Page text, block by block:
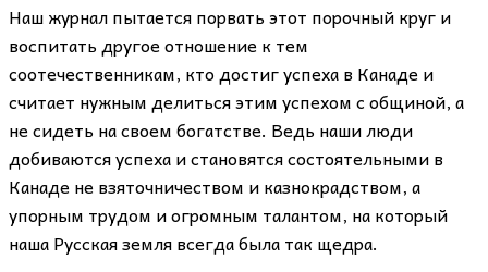
Наш журнал пытается порвать этот порочный круг и
воспитать другое отношение к тем
соотечественникам, кто достиг успеха в Канаде и
считает нужным делиться этим успехом с общиной, а
не сидеть на своем богатстве. Ведь наши люди
добиваются успеха и становятся состоятельными в
Канаде не взяточничеством и казнокрадством, а
упорным трудом и огромным талантом, на который
наша Русская земля всегда была так щедра.